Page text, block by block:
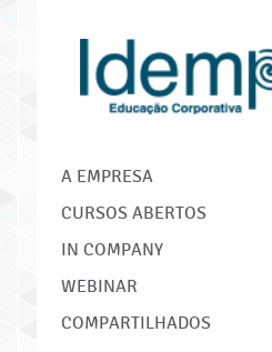
IDEMP
A EMPRESA
CURSOS ABERTOS
IN COMPANY
WEBINAR
COMPARTILHADOS